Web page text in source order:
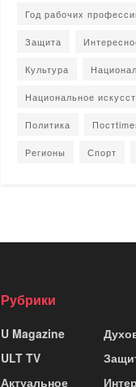
Год рабочих
Защита
Культура
Национальное
Политика
Регионы Спорт
Рубрики
U Magazine
ULT TV
Актуальное